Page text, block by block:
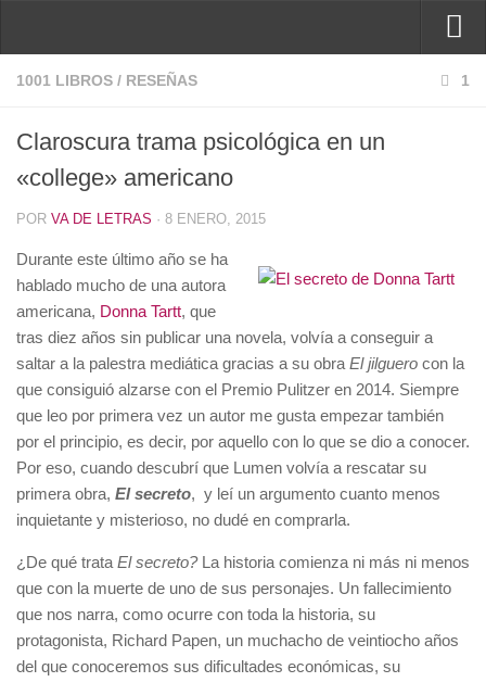
Inicio
Ver reseñas
Política de reseñas
Recomendados
Novela negra
Sobre mí
Colaboran
Contacto
1001 LIBROS / RESEÑAS 1
Claroscura trama psicológica en un
«college» americano
POR VA DE LETRAS · 8 ENERO, 2015
Durante este último año se ha
hablado mucho de una autora
americana, Donna Tartt, que
tras diez años sin publicar una novela, volvía a conseguir a
saltar a la palestra mediática gracias a su obra El jilguero con la
que consiguió alzarse con el Premio Pulitzer en 2014. Siempre
que leo por primera vez un autor me gusta empezar también
por el principio, es decir, por aquello con lo que se dio a conocer.
Por eso, cuando descubrí que Lumen volvía a rescatar su
primera obra, El secreto, y leí un argumento cuanto menos
inquietante y misterioso, no dudé en comprarla.
¿De qué trata El secreto? La historia comienza ni más ni menos
que con la muerte de uno de sus personajes. Un fallecimiento
que nos narra, como ocurre con toda la historia, su
protagonista, Richard Papen, un muchacho de veintiocho años
del que conoceremos sus dificultades económicas, su